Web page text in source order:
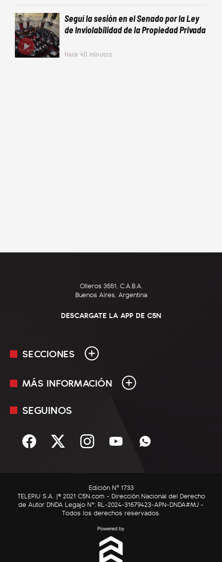
Seguí la sesión en el Senado por la Ley
de Inviolabilidad de la Propiedad Privada
Hace 40 minutos
Olleros 3551, C.A.B.A.
Buenos Aires, Argentina
DESCARGATE LA APP DE C5N
SECCIONES
En Vivo
Sociedad
C5N Autos
RatingCero
MÁS INFORMACIÓN
Mediakit
Términos y condiciones
SEGUINOS
Edición Nº 1733
TELEPIU S.A. |© 2021 C5N.com - Dirección Nacional del Derecho
de Autor DNDA Legajo N°: RL-2024-31679423-APN-DNDA#MJ -
Todos los derechos reservados.